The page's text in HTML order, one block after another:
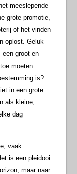
meeslepende
grote promotie,
of het vinden
oplost. Geluk
een groot en
moeten
is?
in een grote
als kleine,
dag
vaak
is een pleidooi
maar naar